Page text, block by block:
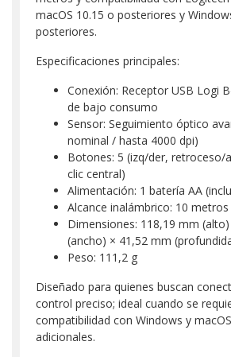
macOS 10.15 o posteriores y
posteriores.
Especificaciones principales:
Conexión: Receptor USB Logi
de bajo consumo
Sensor: Seguimiento óptico
nominal / hasta 4000 dpi)
Botones: 5 (izq/der, retroceso/
clic central)
Alimentación: 1 batería AA
Alcance inalámbrico: 10 metros
Dimensiones: 118,19 mm
(ancho) × 41,52 mm
Peso: 111,2 g
Diseñado para quienes buscan
control preciso; ideal cuando se
compatibilidad con Windows y
adicionales.